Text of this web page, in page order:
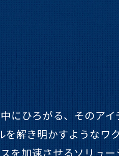
にひろがる、そのアイ
を解き明かすようなワ
を加速させるソリュー